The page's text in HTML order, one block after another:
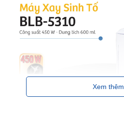
Xem thêm